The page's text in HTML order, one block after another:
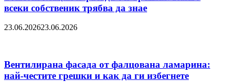
всеки собственик трябва да знае
23.06.202623.06.2026
Вентилирана фасада от фалцована ламарина:
най-честите грешки и как да ги избегнете